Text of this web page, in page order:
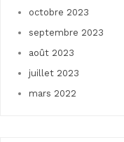
octobre 2023
septembre 2023
août 2023
juillet 2023
mars 2022